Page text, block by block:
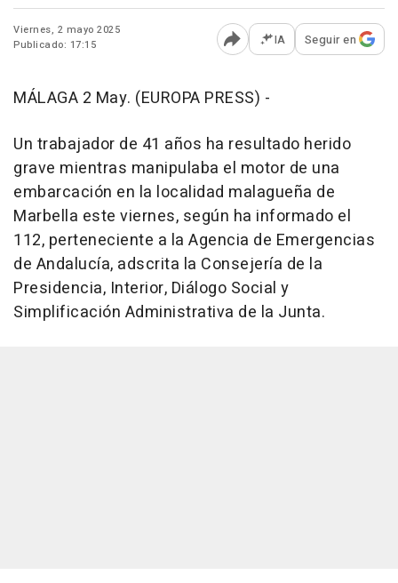
Viernes, 2 mayo 2025
Publicado: 17:15
Abrir opciones para
IA Seguir en
MÁLAGA 2 May. (EUROPA PRESS) -
Un trabajador de 41 años ha resultado herido
grave mientras manipulaba el motor de una
embarcación en la localidad malagueña de
Marbella este viernes, según ha informado el
112, perteneciente a la Agencia de Emergencias
de Andalucía, adscrita la Consejería de la
Presidencia, Interior, Diálogo Social y
Simplificación Administrativa de la Junta.